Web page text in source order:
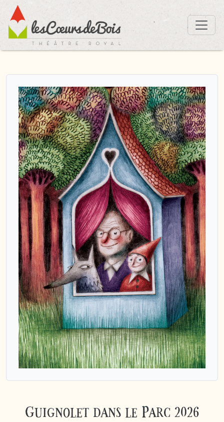
Guignolet dans le Parc 2026